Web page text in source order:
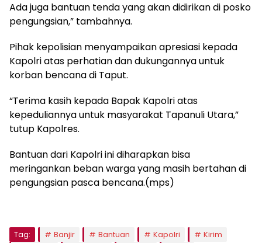
Ada juga bantuan tenda yang akan didirikan di posko
pengungsian,” tambahnya.
Pihak kepolisian menyampaikan apresiasi kepada
Kapolri atas perhatian dan dukungannya untuk
korban bencana di Taput.
“Terima kasih kepada Bapak Kapolri atas
kepeduliannya untuk masyarakat Tapanuli Utara,”
tutup Kapolres.
Bantuan dari Kapolri ini diharapkan bisa
meringankan beban warga yang masih bertahan di
pengungsian pasca bencana.(mps)
Tag: Banjir Bantuan Kapolri
Kirim